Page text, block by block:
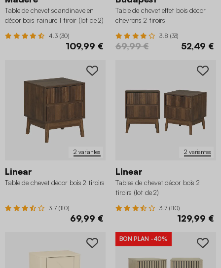
Table de chevet scandinave en
décor bois rainuré 1 tiroir (lot de 2)
4.3 (30)
109,99 €
Table de chevet effet bois décor
chevrons 2 tiroirs
3.8 (33)
69,99 € 52,49 €
2 variantes
Linear
Table de chevet décor bois 2 tiroirs
3.7 (110)
69,99 €
2 variantes
Linear
Tables de chevet décor bois 2
tiroirs (lot de 2)
3.7 (110)
129,99 €
BON PLAN -40%